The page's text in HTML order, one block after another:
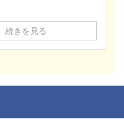
続きを見る